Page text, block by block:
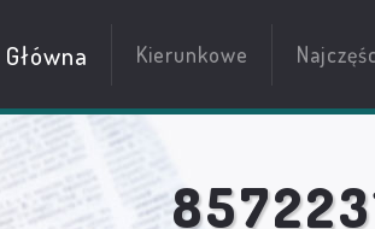
Główna Kierunkowe